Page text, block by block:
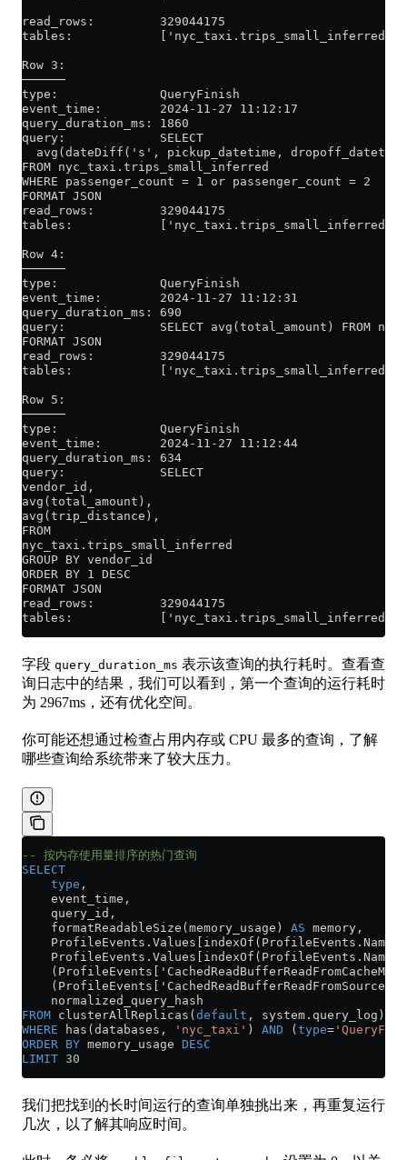
read_rows:         329044175
tables:            ['nyc_taxi.trips_small_inferred']
Row 3:
──────
type:              QueryFinish
event_time:        2024-11-27 11:12:17
query_duration_ms: 1860
query:             SELECT
avg(dateDiff('s', pickup_datetime,
FROM nyc_taxi.trips_small_inferred
WHERE passenger_count = 1 or passenger_count = 2
FORMAT JSON
read_rows:         329044175
tables:            ['nyc_taxi.trips_small_inferred']
Row 4:
──────
type:              QueryFinish
event_time:        2024-11-27 11:12:31
query_duration_ms: 690
query:             SELECT avg(total_amount) FROM
FORMAT JSON
read_rows:         329044175
tables:            ['nyc_taxi.trips_small_inferred']
Row 5:
──────
type:              QueryFinish
event_time:        2024-11-27 11:12:44
query_duration_ms: 634
query:             SELECT
vendor_id,
avg(total_amount),
avg(trip_distance),
FROM
nyc_taxi.trips_small_inferred
GROUP BY vendor_id
ORDER BY 1 DESC
FORMAT JSON
read_rows:         329044175
tables:            ['nyc_taxi.trips_small_inferred']
字段 query_duration_ms 表示该查询的执行耗时。查看查
询日志中的结果，我们可以看到，第一个查询的运行耗时
为 2967ms，还有优化空间。
你可能还想通过检查占用内存或 CPU 最多的查询，了解
哪些查询给系统带来了较大压力。
-- 按内存使用量排序的热门查询
SELECT
    type
,
    event_time,
    query_id,
    formatReadableSize(memory_usage)
AS memory,
    ProfileEvents
. Values
    ProfileEvents
. Values
    normalized_query_hash
FROM clusterAllReplicas(default , system . query_log )
WHERE has(databases, 'nyc_taxi' ) AND (type=
ORDER BY memory_usage DESC
LIMIT 30
我们把找到的长时间运行的查询单独挑出来，再重复运行
几次，以了解其响应时间。